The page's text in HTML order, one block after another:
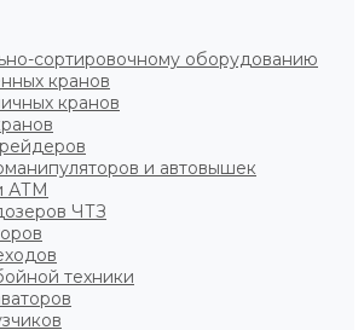
сортировочному оборудованию
кранов
кранов
и автовышек
АТМ
ЧТЗ
техники